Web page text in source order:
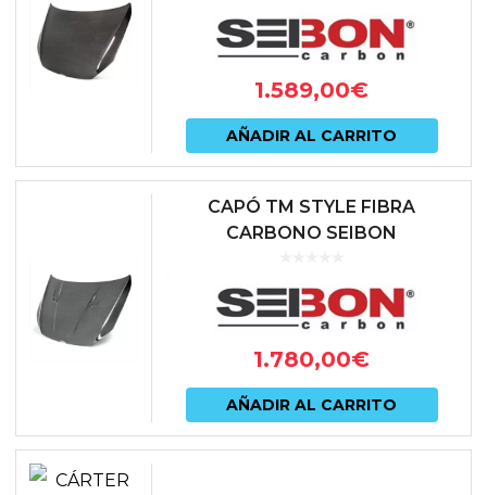
TCR | R
1.589,00€
AÑADIR AL CARRITO
CAPÓ TM STYLE FIBRA
CARBONO SEIBON
TCR | R
1.780,00€
AÑADIR AL CARRITO